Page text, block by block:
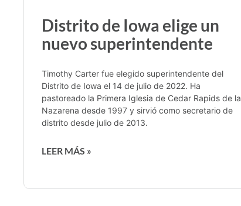
Distrito de Iowa elige un
nuevo superintendente
Timothy Carter fue elegido superintendente del
Distrito de Iowa el 14 de julio de 2022. Ha
pastoreado la Primera Iglesia de Cedar Rapids de la
Nazarena desde 1997 y sirvió como secretario de
distrito desde julio de 2013.
LEER MÁS »